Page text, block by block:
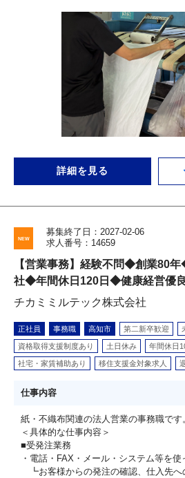
詳細を見る
募集終了日：2027-02-06
求人番号：14659
【営業事務】経験不問◆創業80
社◆年間休日120日◆健康経営優
チカミミルテック株式会社
正社員 事務職 高知市 第二新卒歓迎
資格取得支援制度あり 土日休み 年間休日
社宅・家賃補助あり 移住支援金対象求人
仕事内容
紙・不織布関連の法人営業の事務職です
＜具体的な仕事内容＞
■受発注業務
・電話・FAX・メール・システム等を
┗お客様からの発注の確認、仕入先へ